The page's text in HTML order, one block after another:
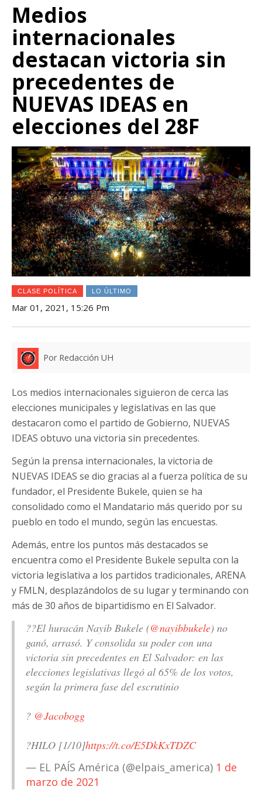
Medios
internacionales
destacan victoria sin
precedentes de
NUEVAS IDEAS en
elecciones del 28F
CLASE POLÍTICA LO ÚLTIMO
Mar 01, 2021, 15:26 Pm
Por Redacción UH
Los medios internacionales siguieron de cerca las
elecciones municipales y legislativas en las que
destacaron como el partido de Gobierno, NUEVAS
IDEAS obtuvo una victoria sin precedentes.
Según la prensa internacionales, la victoria de
NUEVAS IDEAS se dio gracias al a fuerza política de su
fundador, el Presidente Bukele, quien se ha
consolidado como el Mandatario más querido por su
pueblo en todo el mundo, según las encuestas.
Además, entre los puntos más destacados se
encuentra como el Presidente Bukele sepulta con la
victoria legislativa a los partidos tradicionales, ARENA
y FMLN, desplazándolos de su lugar y terminando con
más de 30 años de bipartidismo en El Salvador.
??El huracán Nayib Bukele (@nayibbukele) no
ganó, arrasó. Y consolida su poder con una
victoria sin precedentes en El Salvador: en las
elecciones legislativas llegó al 65% de los votos,
según la primera fase del escrutinio
?️ @Jacobogg
?HILO [1/10]https://t.co/E5DkKxTDZC
— EL PAÍS América (@elpais_america) 1 de
marzo de 2021